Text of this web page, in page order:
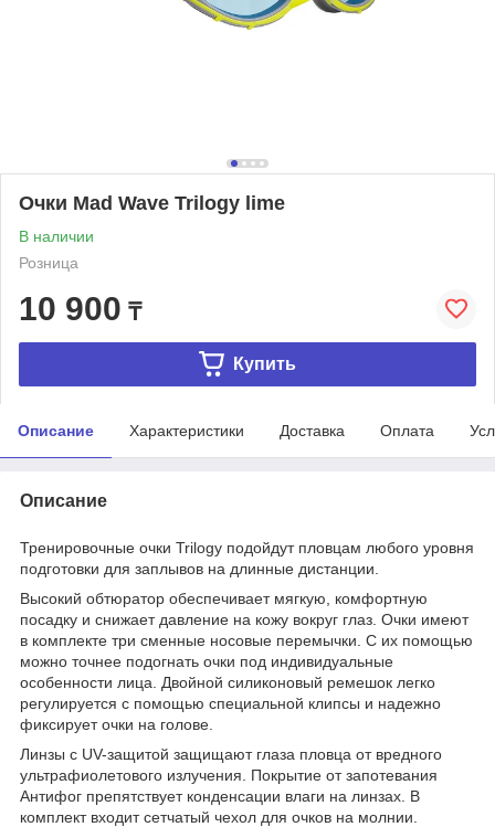
Очки Mad Wave Trilogy lime
В наличии
Розница
10 900 ₸
Купить
Описание Характеристики Доставка Оплата
Описание
Тренировочные очки Trilogy подойдут пловцам любого уровня
подготовки для заплывов на длинные дистанции.
Высокий обтюратор обеспечивает мягкую, комфортную
посадку и снижает давление на кожу вокруг глаз. Очки имеют
в комплекте три сменные носовые перемычки. С их помощью
можно точнее подогнать очки под индивидуальные
особенности лица. Двойной силиконовый ремешок легко
регулируется с помощью специальной клипсы и надежно
фиксирует очки на голове.
Линзы с UV-защитой защищают глаза пловца от вредного
ультрафиолетового излучения. Покрытие от запотевания
Антифог препятствует конденсации влаги на линзах. В
комплект входит сетчатый чехол для очков на молнии.